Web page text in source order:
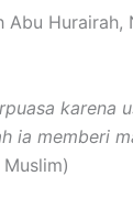
Hurairah,
karena
ia memberi